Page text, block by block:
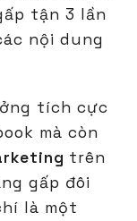
tận 3 lần
nội dung
tích cực
mà còn
trên
gấp đôi
là một